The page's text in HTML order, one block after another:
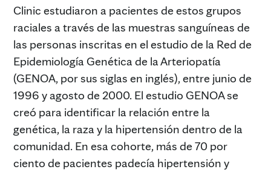
Clinic estudiaron a pacientes de estos grupos
raciales a través de las muestras sanguíneas de
las personas inscritas en el estudio de la Red de
Epidemiología Genética de la Arteriopatía
(GENOA, por sus siglas en inglés), entre junio de
1996 y agosto de 2000. El estudio GENOA se
creó para identificar la relación entre la
genética, la raza y la hipertensión dentro de la
comunidad. En esa cohorte, más de 70 por
ciento de pacientes padecía hipertensión y